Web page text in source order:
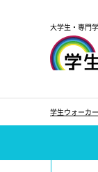
大学生・専門
学生ウォーカ